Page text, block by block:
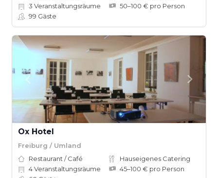
3 Veranstaltungsräume
50–100 € pro Person
99 Gäste
Ox Hotel
Freiburg / Umland
Restaurant / Café
Hauseigenes Catering
4Veranstaltungsräume
45–100 € pro Person